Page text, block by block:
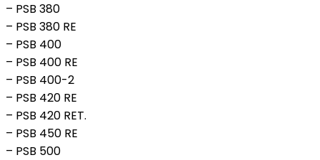
– PSB 380
– PSB 380 RE
– PSB 400
– PSB 400 RE
– PSB 400-2
– PSB 420 RE
– PSB 420 RET.
– PSB 450 RE
– PSB 500